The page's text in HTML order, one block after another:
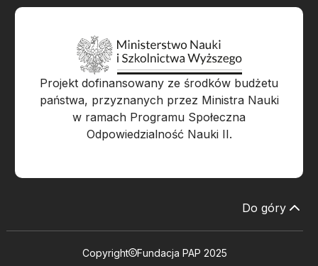
Projekt dofinansowany ze środków budżetu
państwa, przyznanych przez Ministra Nauki
w ramach Programu Społeczna
Odpowiedzialność Nauki II.
Do góry
Copyright Fundacja PAP 2025